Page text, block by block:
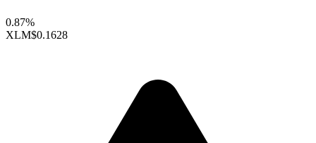
0.87%
XLM$0.1628